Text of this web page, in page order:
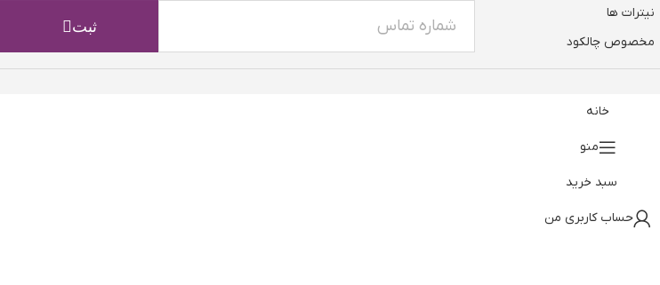
نیترات ها
مخصوص چالکود
ثبت
خانه
منو
سبد خرید
حساب کاربری من